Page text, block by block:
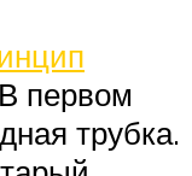
первом
трубка.